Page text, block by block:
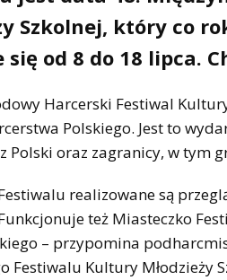
Szkolnej, który co
się od 8 do 18 lipca.
Harcerski Festiwal
Polskiego. Jest to
Polski oraz zagranicy, w tym
realizowane są
też Miasteczko
– przypomina
Festiwalu Kultury Młodzieży